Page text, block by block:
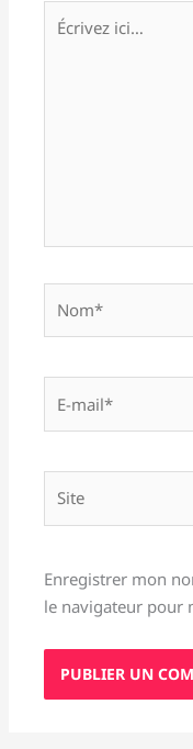
Écrivez
ici…
mail*
Enregistrer mon
le navigateur pour